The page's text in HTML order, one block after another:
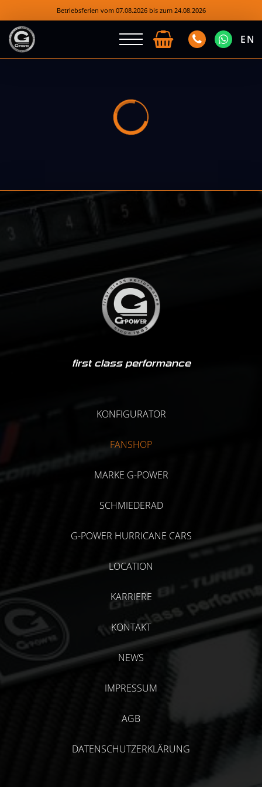
Betriebsferien vom 07.08.2026 bis zum 24.08.2026
EN
first class performance
KONFIGURATOR
FANSHOP
MARKE G-POWER
SCHMIEDERAD
G-POWER HURRICANE CARS
LOCATION
KARRIERE
KONTAKT
NEWS
IMPRESSUM
AGB
DATENSCHUTZERKLÄRUNG